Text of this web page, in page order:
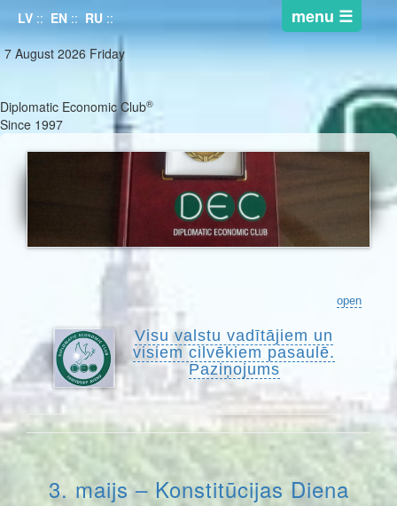
LV :: EN :: RU ::
7 August 2026 Friday
Diplomatic Economic Club®
Since 1997
open
Visu valstu vadītājiem un
visiem cilvēkiem pasaulē.
Paziņojums
3. maijs – Konstitūcijas Diena